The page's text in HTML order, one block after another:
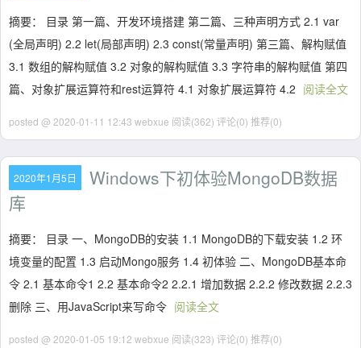
摘要： 目录 第一篇、开发环境搭建 第二篇、三种声明方式 2.1 var
(全局声明) 2.2 let(局部声明) 2.3 const(常量声明) 第三篇、解构赋值
3.1 数组的解构赋值 3.2 对象的解构赋值 3.3 字符串的解构赋值 第四
篇、对象扩展运算符和rest运算符 4.1 对象扩展运算符 4.2 阅读全文
posted @ 2020-01-11 12:43 webxue 阅读(362) 评论(0) 推荐(0)
2020年1月5日
Windows下初体验MongoDB数据
库
摘要： 目录 一、MongoDB的安装 1.1 MongoDB的下载安装 1.2 环
境变量的配置 1.3 启动Mongo服务 1.4 初体验 二、MongoDB基本命
令 2.1 基本命令1 2.2 基本命令2 2.2.1 增加数据 2.2.2 修改数据 2.2.3
删除 三、用JavaScript来写命令 阅读全文
posted @ 2020-01-05 19:12 webxue 阅读(323) 评论(0) 推荐(0)